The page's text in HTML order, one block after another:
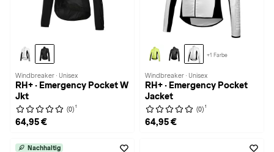
Windbreaker · Unisex
RH+ · Emergency Pocket W
Jkt
(0) 1
64,95 €
+1 Farbe
Windbreaker · Unisex
RH+ · Emergency Pocket
Jacket
(0) 1
64,95 €
Nachhaltig